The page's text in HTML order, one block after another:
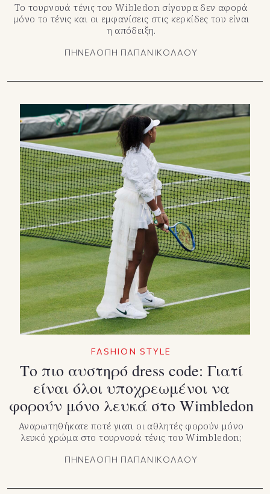
Το τουρνουά τένις του Wibledon σίγουρα δεν αφορά
μόνο το τένις και οι εμφανίσεις στις κερκίδες του είναι
η απόδειξη.
ΠΗΝΕΛΟΠΗ ΠΑΠΑΝΙΚΟΛΑΟΥ
FASHION STYLE
Το πιο αυστηρό dress code: Γιατί
είναι όλοι υποχρεωμένοι να
φορούν μόνο λευκά στο Wimbledon
Αναρωτηθήκατε ποτέ γιατι οι αθλητές φορούν μόνο
λευκό χρώμα στο τουρνουά τένις του Wimbledon;
ΠΗΝΕΛΟΠΗ ΠΑΠΑΝΙΚΟΛΑΟΥ